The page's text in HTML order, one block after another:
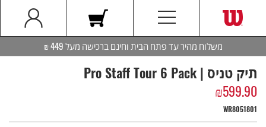
משלוח מהיר עד פתח הבית וחינם ברכישה מעל 449 ₪
תיק טניס | Pro Staff Tour 6 Pack
₪599.90
WR8051801